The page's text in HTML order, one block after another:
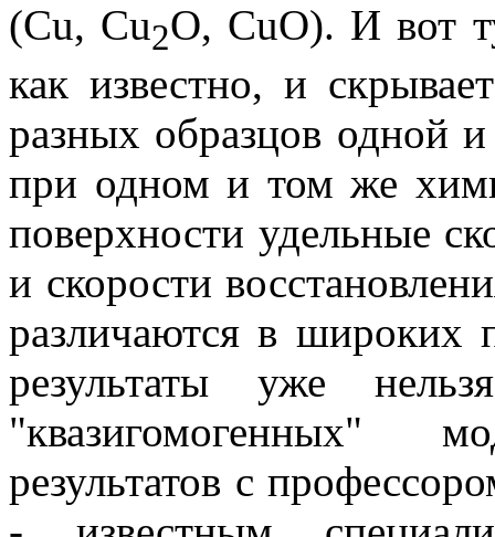
(Cu, Cu2O, CuO). И вот
как известно, и
разных образцов одной
при одном и том же
поверхности удельные
и скорости
различаются в широких
результаты уже
"квазигомогенных"
результатов с